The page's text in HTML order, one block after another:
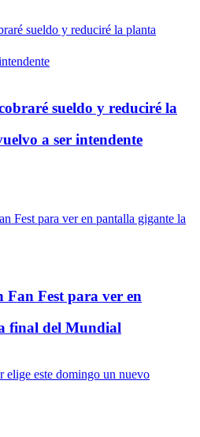
sueldo y reduciré la
a ser intendente
Fest para ver en
final del Mundial